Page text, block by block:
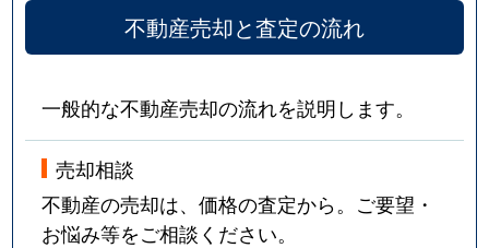
不動産売却と査定の流れ
一般的な不動産売却の流れを説明します。
売却相談
不動産の売却は、価格の査定から。ご要望・
お悩み等をご相談ください。